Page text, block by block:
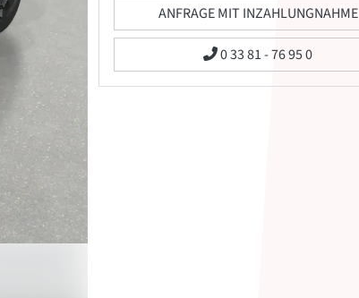
ANFRAGE MIT INZAHLUNGNAHME
0 33 81 - 76 95 0